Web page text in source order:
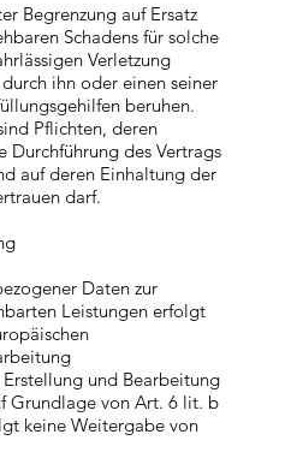
Begrenzung auf Ersatz
Schadens für solche
Verletzung
ihn oder einen seiner
beruhen.
Pflichten, deren
des Vertrags
auf deren Einhaltung der
darf.
Daten zur
Leistungen erfolgt
und Bearbeitung
Grundlage von Art. 6 lit. b
keine Weitergabe von